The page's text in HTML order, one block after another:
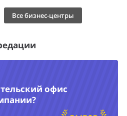
Все бизнес-центры
офис